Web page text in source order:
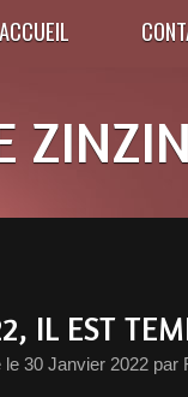
ACCUEIL
IL EST
le 30 Janvier 2022 par